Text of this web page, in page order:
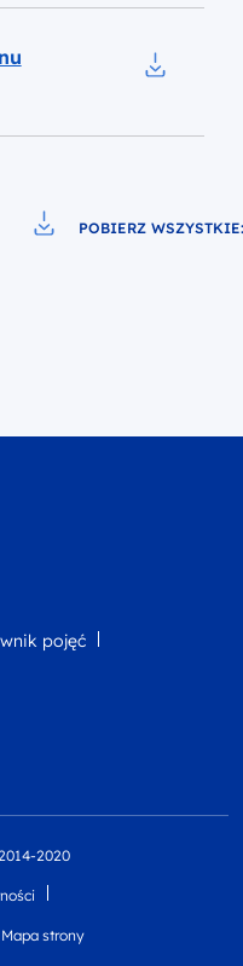
POBIERZ
pojęć
2020
Mapa strony